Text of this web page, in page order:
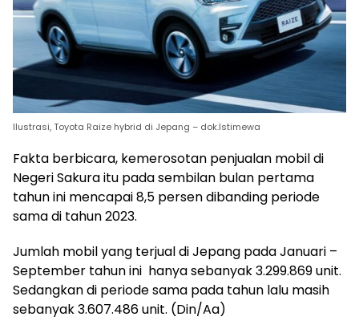
Ilustrasi, Toyota Raize hybrid di Jepang – dok.Istimewa
Fakta berbicara, kemerosotan penjualan mobil di
Negeri Sakura itu pada sembilan bulan pertama
tahun ini mencapai 8,5 persen dibanding periode
sama di tahun 2023.
Jumlah mobil yang terjual di Jepang pada Januari –
September tahun ini hanya sebanyak 3.299.869 unit.
Sedangkan di periode sama pada tahun lalu masih
sebanyak 3.607.486 unit. (Din/Aa)